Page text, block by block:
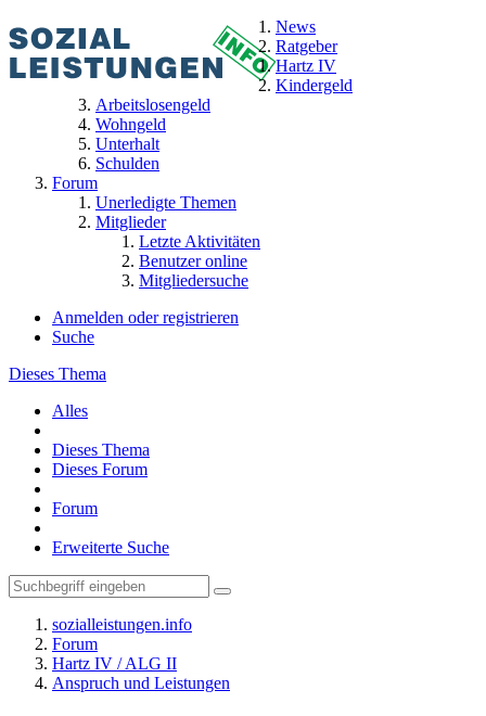
News
Ratgeber
Hartz IV
Kindergeld
Arbeitslosengeld
Wohngeld
Unterhalt
Schulden
Forum
Unerledigte Themen
Mitglieder
Letzte Aktivitäten
Benutzer online
Mitgliedersuche
Anmelden oder registrieren
Suche
Dieses Thema
Alles
Dieses Thema
Dieses Forum
Forum
Erweiterte Suche
sozialleistungen.info
Forum
Hartz IV / ALG II
Anspruch und Leistungen